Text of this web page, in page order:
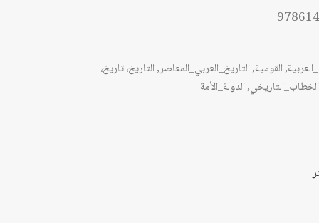
,القومية,التاريخ_العربي_المعاصر,التاريخ، تاريخ،
الخطاب_التاريخي,الدولة_الأمة